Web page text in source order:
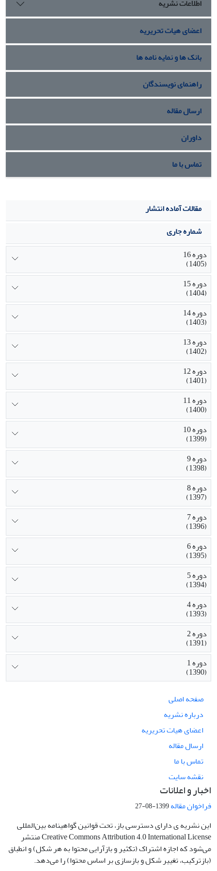
اطلاعات نشریه
اعضای هیات تحریریه
بانک ها و نمایه نامه ها
راهنمای نویسندگان
ارسال مقاله
داوران
تماس با ما
مقالات آماده انتشار
شماره جاری
دوره 16
(1405)
دوره 15
(1404)
دوره 14
(1403)
دوره 13
(1402)
دوره 12
(1401)
دوره 11
(1400)
دوره 10
(1399)
دوره 9
(1398)
دوره 8
(1397)
دوره 7
(1396)
دوره 6
(1395)
دوره 5
(1394)
دوره 4
(1393)
دوره 2
(1391)
دوره 1
(1390)
صفحه اصلی
درباره نشریه
اعضای هیات تحریریه
ارسال مقاله
تماس با ما
نقشه سایت
اخبار و اعلانات
فراخوان مقاله1399-08-27
این نشریه ی دارای دسترسی باز، تحت قوانین گواهینامه بین‌المللی
Creative Commons Attribution 4.0 International License منتشر
می‌شود که اجازه اشتراک (تکثیر و بازآرایی محتوا به هر شکل) و انطباق
(بازترکیب، تغییر شکل و بازسازی بر اساس محتوا) را می‌دهد.